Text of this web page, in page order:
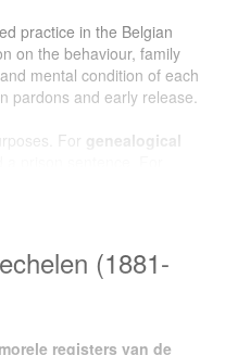
practice in the Belgian
on the behaviour, family
mental condition of each
pardons and early release.
For genealogical
and the treatment of
(1881-
registers van de